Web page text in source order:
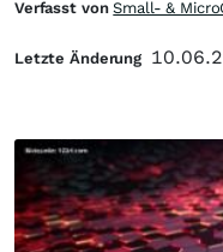
Verfasst vonSmall- &
Letzte Änderung